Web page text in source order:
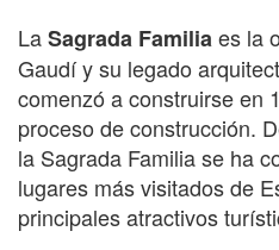
LaSagrada Familiaes la
Gaudí y su legado
comenzó a construirse en
proceso de construcción.
la Sagrada Familia se ha
lugares más visitados de
principales atractivos